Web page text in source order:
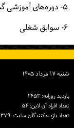
۵- دوره‌های آموزشی گذرانده شده
۶- سوابق شغلی
شنبه ۱۷ مرداد ۱۴۰۵
بازدید روزانه: ۲۴۵۳
تعداد افراد آن لاین: ۵۴
تعداد بازدیدكنندگان سایت: ۷۱۵۳۳۷۹